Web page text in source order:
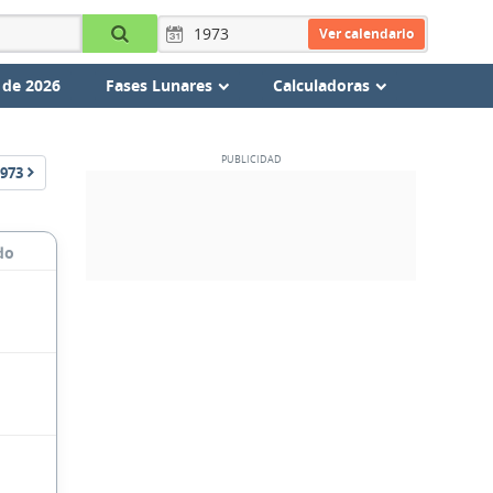
Ver calendario
2026 Fases Lunares Calculadoras